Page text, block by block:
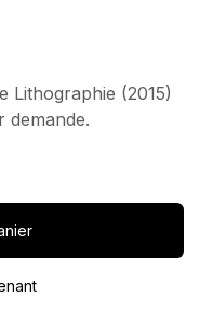
Lithographie (2015)
demande.